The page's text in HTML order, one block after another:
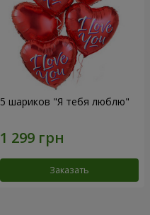
5 шариков "Я тебя люблю"
Заказать